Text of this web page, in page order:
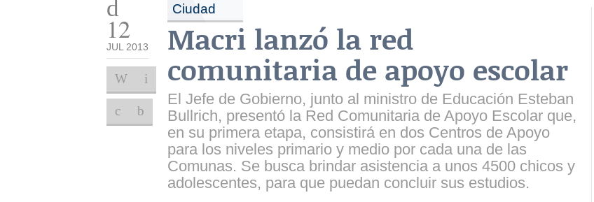
12
JUL 2013
Ciudad
Macri lanzó la red
comunitaria de apoyo escolar
El Jefe de Gobierno, junto al ministro de Educación Esteban
Bullrich, presentó la Red Comunitaria de Apoyo Escolar que,
en su primera etapa, consistirá en dos Centros de Apoyo
para los niveles primario y medio por cada una de las
Comunas. Se busca brindar asistencia a unos 4500 chicos y
adolescentes, para que puedan concluir sus estudios.